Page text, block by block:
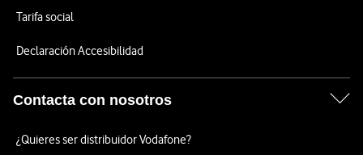
Tarifa social
Declaración Accesibilidad
Contacta con nosotros
¿Quieres ser distribuidor Vodafone?